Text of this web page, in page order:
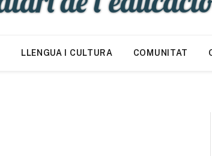
LLENGUA I CULTURA COMUNITAT